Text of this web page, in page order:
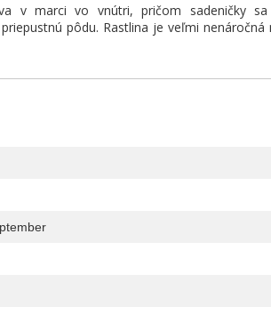
v marci vo vnútri, pričom sadeničky
pôdu. Rastlina je veľmi